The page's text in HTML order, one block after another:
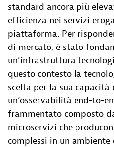
standard ancora più
efficienza nei servizi
piattaforma. Per
di mercato, è stato
un’infrastruttura
questo contesto la
scelta per la sua
un’osservabilità end-to-
frammentato composto
microservizi che
complessi in un